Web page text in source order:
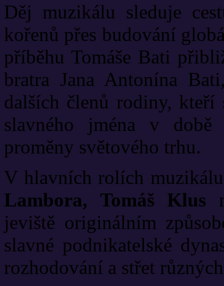
Děj muzikálu sleduje
kořenů přes budování
příběhu Tomáše Bati
bratra Jana Antonína
dalších členů rodiny, kteří
slavného jména v době
proměny světového trhu.
V hlavních rolích
Lambora, Tomáš Klus
jeviště originálním
slavné podnikatelské
rozhodování a střet